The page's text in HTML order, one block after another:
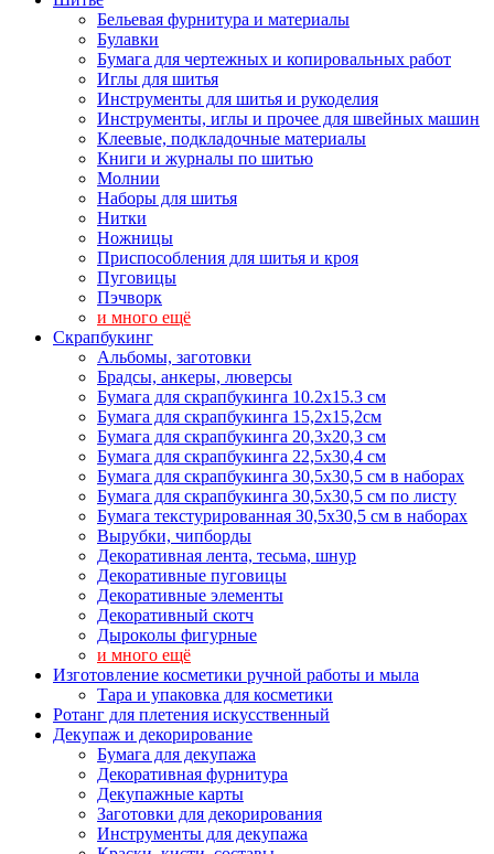
Бельевая фурнитура и материалы
Булавки
Бумага для чертежных и копировальных работ
Иглы для шитья
Инструменты для шитья и рукоделия
Инструменты, иглы и прочее для швейных машин
Клеевые, подкладочные материалы
Книги и журналы по шитью
Молнии
Наборы для шитья
Нитки
Ножницы
Приспособления для шитья и кроя
Пуговицы
Пэчворк
и много ещё
Скрапбукинг
Альбомы, заготовки
Брадсы, анкеры, люверсы
Бумага для скрапбукинга 10.2х15.3 см
Бумага для скрапбукинга 15,2х15,2см
Бумага для скрапбукинга 20,3х20,3 см
Бумага для скрапбукинга 22,5х30,4 см
Бумага для скрапбукинга 30,5х30,5 см в наборах
Бумага для скрапбукинга 30,5х30,5 см по листу
Бумага текстурированная 30,5х30,5 см в наборах
Вырубки, чипборды
Декоративная лента, тесьма, шнур
Декоративные пуговицы
Декоративные элементы
Декоративный скотч
Дыроколы фигурные
и много ещё
Изготовление косметики ручной работы и мыла
Тара и упаковка для косметики
Ротанг для плетения искусственный
Декупаж и декорирование
Бумага для декупажа
Декоративная фурнитура
Декупажные карты
Заготовки для декорирования
Инструменты для декупажа